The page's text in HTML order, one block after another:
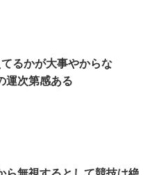
るかが大事やからな
運次第感ある